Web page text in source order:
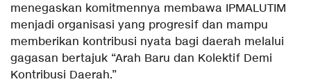
menegaskan komitmennya membawa IPMALUTIM
menjadi organisasi yang progresif dan mampu
memberikan kontribusi nyata bagi daerah melalui
gagasan bertajuk “Arah Baru dan Kolektif Demi
Kontribusi Daerah.”